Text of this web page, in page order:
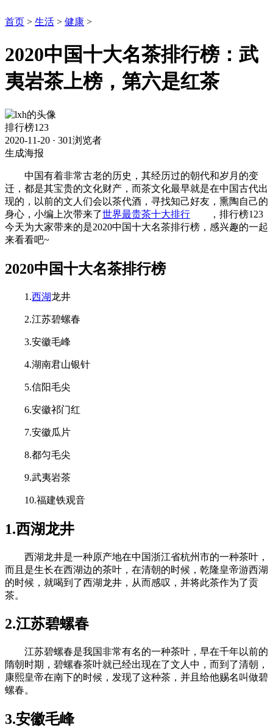
首页 > 生活 > 健康 >
2020中国十大名茶排行榜：武
夷岩茶上榜，第六是红茶
排行榜123
2020-11-20 · 301浏览者
生成海报
中国有着非常古老的历史，其经历过的朝代和岁月的变
迁，都是其宝贵的文化财产，而茶文化最早就是在中国古代出
现的，以前的文人们会以茶代酒，寻找知己好友，熏陶自己的
身心，小编上次带来了世界最贵茶十大排行 ，排行榜123
今天为大家带来的是2020中国十大名茶排行榜，感兴趣的一起
来看看吧~
2020中国十大名茶排行榜
1.西湖龙井
2.江苏碧螺春
3.安徽毛峰
4.湖南君山银针
5.信阳毛尖
6.安徽祁门红
7.安徽瓜片
8.都匀毛尖
9.武夷岩茶
10.福建铁观音
1.西湖龙井
西湖龙井是一种原产地在中国浙江省杭州市的一种茶叶，
而且是生长在西湖边的茶叶，在清朝的时候，乾隆皇帝游西湖
的时候，就喝到了西湖龙井，从而感叹，并将此茶作为了贡
茶。
2.江苏碧螺春
江苏碧螺春是我国非常有名的一种茶叶，早在千年以前的
隋朝时期，碧螺春茶叶就已经出现在了文人中，而到了清朝，
康熙皇帝在南下的时候，发现了这种茶，并且给他赐名叫做碧
螺春。
3.安徽毛峰